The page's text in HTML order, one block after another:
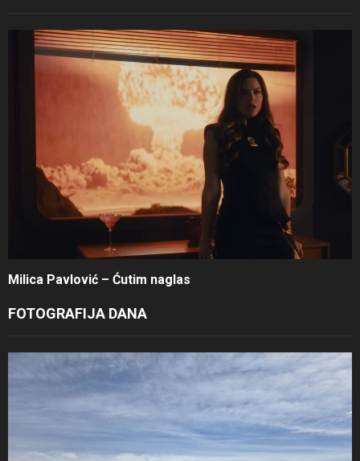
Milica Pavlović – Ćutim naglas
FOTOGRAFIJA DANA